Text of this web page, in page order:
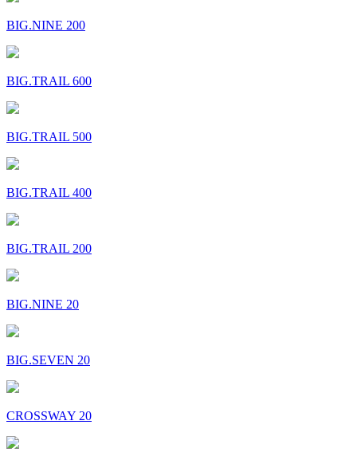
BIG.NINE 200
BIG.TRAIL 600
BIG.TRAIL 500
BIG.TRAIL 400
BIG.TRAIL 200
BIG.NINE 20
BIG.SEVEN 20
CROSSWAY 20